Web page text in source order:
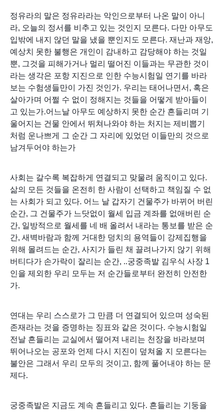
정유라의 말은 정유라라는 악인으로부터 나온 말이 아니
라, 오늘의 정서를 비추고 있는 것인지 모른다. 다만 아무도
입밖에 내지 않던 말을 냈을 뿐인지도 모른다. 재난과 재앙,
예상치 못한 불행은 개인이 감내하고 감당해야 하는 것일
뿐, 그것을 피해가거나 멀리 떨어진 이들과는 무관한 것이
라는 생각은 포항 지진으로 인한 수능시험일 연기를 바라
보는 수험생들만이 가진 것인가. 우리는 태어나면서, 혹은
살아가며 어쩔 수 없이 정해지는 것들을 어떻게 받아들이
고 있는가.어느날 아무도 예상하지 못한 순간 흔들리며 기
울어지는 건물 안에서 뛰쳐나와야 하는 처지는 제비뽑기
처럼 운나쁘게 그 순간 그 자리에 있었던 이들만의 것으로
남겨두어야 하는가
사회는 갈수록 복잡하게 연결되고 맞물려 움직이고 있다.
삶의 모든 것들을 온전히 한 사람이 선택하고 책임질 수 없
는 사회가 되고 있다. 어느 날 갑자기 건물주가 바뀌어 버린
순간, 그 건물주가 느닷없이 월세 입금 계좌를 없애버린 순
간, 일방적으로 월세를 네 배 올려서 내라는 통보를 받은 순
간, 새벽바람과 함께 거대한 덩치의 용역들이 강제집행을
위해 몰려드는 순간, 사지가 들린 채 끌려나가지 않기 위해
버티다가 손가락이 잘리는 순간, ..궁중족발 김우식 사장 1
인을 제외한 우리 모두는 저 순간들로부터 완전히 안전한
가.
연대는 우리 스스로가 그 만큼 더 연결되어 있으며 성숙된
존재라는 것을 증명하는 징표와 같은 것이다. 수능시험일
전날 흔들리는 교실에서 떨어져 내리는 천장을 바라보며
뛰어나오는 공포와 언제 다시 지진이 덮쳐올 지 모른다는
불안은 그래서 우리 모두의 것이고, 함께 풀어내야 하는 문
제다.
궁중족발은 지금도 계속 흔들리고 있다. 흔들리는 기둥을